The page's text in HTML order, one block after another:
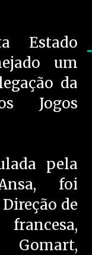
Estado
um
da
Jogos
pela
foi
de
Gomart,